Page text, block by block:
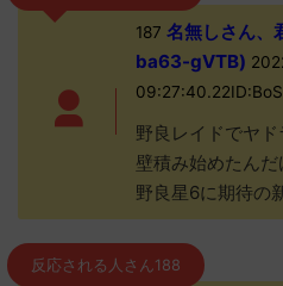
187 名無しさん、
ba63-gVTB)
野良レイドでヤ
壁積み始めたんだ
野良星6に期待の
反応される人さん188